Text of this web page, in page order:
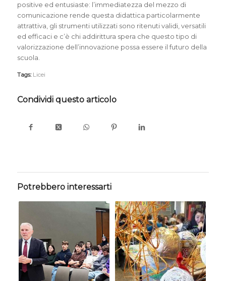
positive ed entusiaste: l’immediatezza del mezzo di
comunicazione rende questa didattica particolarmente
attrattiva, gli strumenti utilizzati sono ritenuti validi, versatili
ed efficaci e c’è chi addirittura spera che questo tipo di
valorizzazione dell’innovazione possa essere il futuro della
scuola.
Tags: Licei
Condividi questo articolo
Potrebbero interessarti